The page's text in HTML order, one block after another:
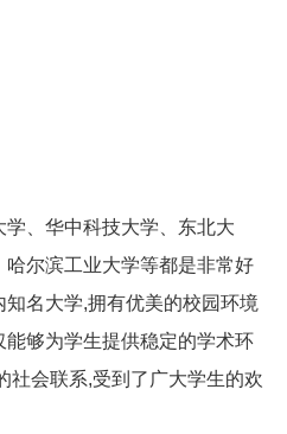
、华中科技大学、东北大
尔滨工业大学等都是非常好
名大学,拥有优美的校园环境
够为学生提供稳定的学术环
社会联系,受到了广大学生的欢